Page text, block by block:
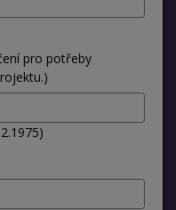
pro potřeby